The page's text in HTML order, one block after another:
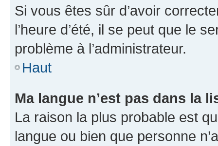
Si vous êtes sûr d’avoir
l’heure d’été, il se peut que le
problème à l’administrateur.
Haut
Ma langue n’est pas dans la
La raison la plus probable est
langue ou bien que personne